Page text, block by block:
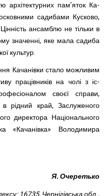
архітектурних пам'яток Ка-
садибами Кусково,
ансамблю не тільки в
значенні, яке мала садиба
культур.
Качанівки стало можли­вим
працівників на чолі з іс­
своєї справи,
рідний край, Заслуженого
директора Національного
«Качанівка» Володимира
Я. Очеретько